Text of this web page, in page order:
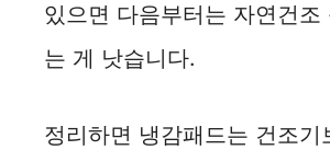
있으면 다음부터는 자연건조
는 게 낫습니다.
정리하면 냉감패드는 건조기